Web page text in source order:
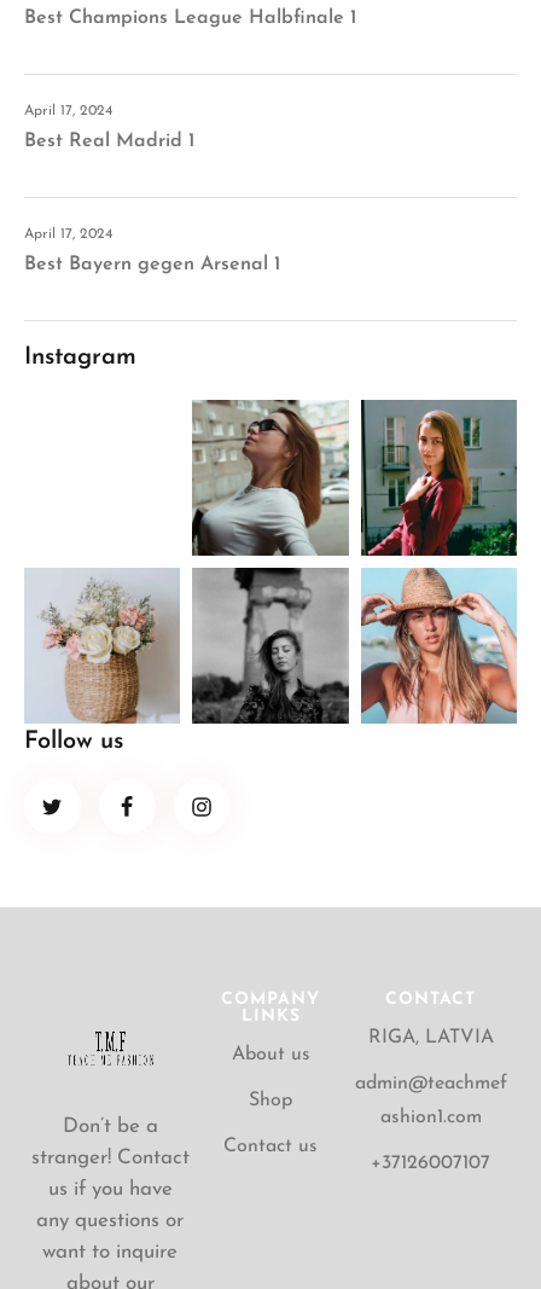
Best Champions League Halbfinale 1
April 17, 2024
Best Real Madrid 1
April 17, 2024
Best Bayern gegen Arsenal 1
Instagram
Follow us
Don’t be a
stranger! Contact
us if you have
any questions or
want to inquire
about our
COMPANY
LINKS
About us
Shop
Contact us
CONTACT
RIGA, LATVIA
admin@teachmef
ashion1.com
+37126007107